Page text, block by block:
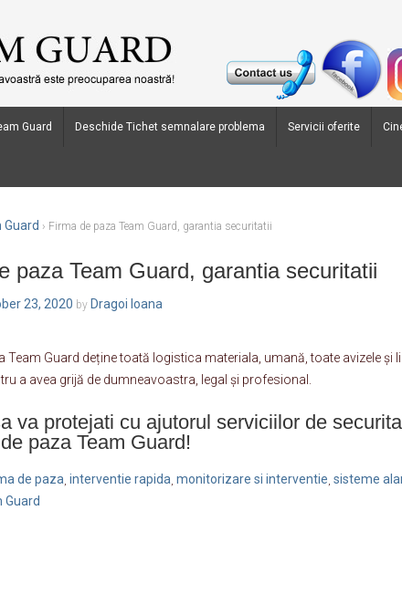
Guard Deschide Tichet semnalare problema Servicii oferite
Guard › Firma de paza Team Guard, garantia securitatii
paza Team Guard, garantia securitatii
23, 2020 by Dragoi Ioana
Team Guard deține toată logistica materiala, umană, toate avizele și
a avea grijă de dumneavoastra, legal și profesional.
va protejati cu ajutorul serviciilor de
paza Team Guard!
de paza interventie rapida monitorizare si interventie sisteme
Guard